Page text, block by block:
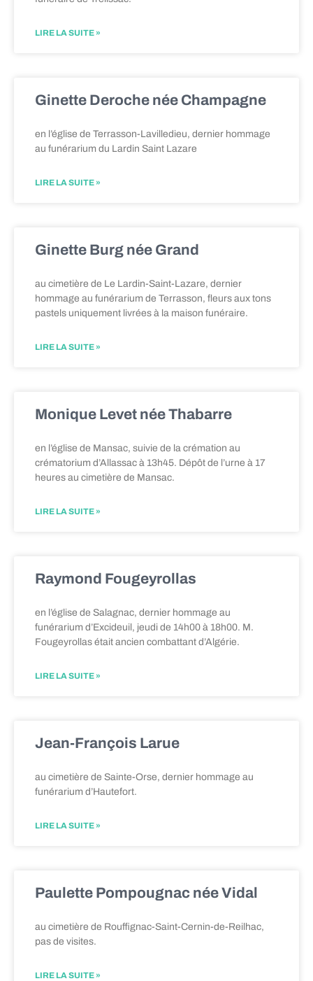
LIRE LA SUITE »
Ginette Deroche née Champagne
en l’église de Terrasson-Lavilledieu, dernier hommage
au funérarium du Lardin Saint Lazare
LIRE LA SUITE »
Ginette Burg née Grand
au cimetière de Le Lardin-Saint-Lazare, dernier
hommage au funérarium de Terrasson, fleurs aux tons
pastels uniquement livrées à la maison funéraire.
LIRE LA SUITE »
Monique Levet née Thabarre
en l’église de Mansac, suivie de la crémation au
crématorium d’Allassac à 13h45. Dépôt de l’urne à 17
heures au cimetière de Mansac.
LIRE LA SUITE »
Raymond Fougeyrollas
en l’église de Salagnac, dernier hommage au
funérarium d’Excideuil, jeudi de 14h00 à 18h00. M.
Fougeyrollas était ancien combattant d’Algérie.
LIRE LA SUITE »
Jean-François Larue
au cimetière de Sainte-Orse, dernier hommage au
funérarium d’Hautefort.
LIRE LA SUITE »
Paulette Pompougnac née Vidal
au cimetière de Rouffignac-Saint-Cernin-de-Reilhac,
pas de visites.
LIRE LA SUITE »